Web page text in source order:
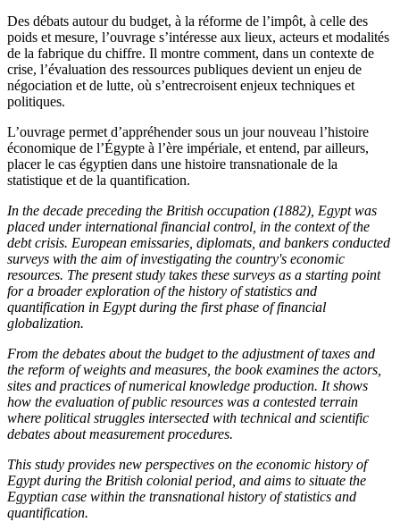
Des débats autour du budget, à la réforme de l’impôt, à celle des
poids et mesure, l’ouvrage s’intéresse aux lieux, acteurs et modalités
de la fabrique du chiffre. Il montre comment, dans un contexte de
crise, l’évaluation des ressources publiques devient un enjeu de
négociation et de lutte, où s’entrecroisent enjeux techniques et
politiques.
L’ouvrage permet d’appréhender sous un jour nouveau l’histoire
économique de l’Égypte à l’ère impériale, et entend, par ailleurs,
placerle cas égyptien dans une histoire transnationale de la
statistique et de la quantification.
In the decade preceding the British occupation (1882), Egypt was
placed under international financial control, in the context of the
debt crisis. European emissaries, diplomats, and bankers conducted
surveys with the aim of investigating the country's economic
resources. The present study takes these surveys as a starting point
for a broader exploration of the history of statistics and
quantification in Egypt during the first phase of financial
globalization.
From the debates about the budget to the adjustment of taxes and
the reform of weights and measures, the book examines the actors,
sites and practices of numerical knowledge production. It shows
how the evaluation of public resources was a contested terrain
where political struggles intersected with technical and scientific
debates about measurement procedures.
This study provides new perspectives on the economic history of
Egypt during the British colonial period, and aims to situate the
Egyptian case within the transnational history of statistics and
quantification.